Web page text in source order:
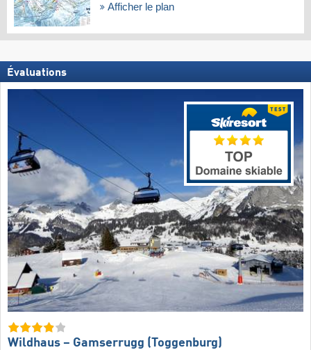
Afficher le plan
Évaluations
Wildhaus – Gamserrugg (Toggenburg)